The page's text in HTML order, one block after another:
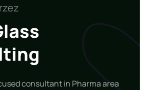
consultant in Pharma area